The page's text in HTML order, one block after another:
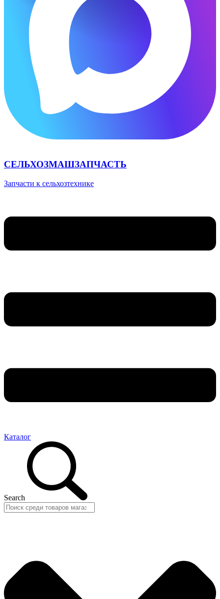
СЕЛЬХОЗМАШЗАПЧАСТЬ
Запчасти к сельхозтехнике
Каталог
Search